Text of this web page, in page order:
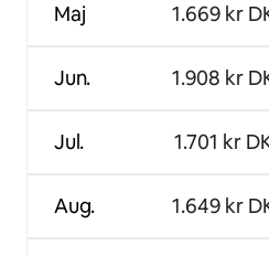
Maj
Jun.
Jul.
Aug.
1.669 kr
1.908 kr
1.701 kr
1.649 kr